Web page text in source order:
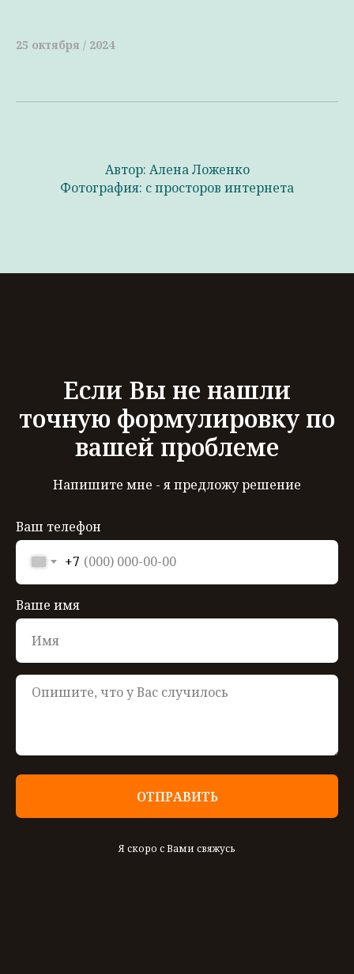
25 октября / 2024
Автор: Алена Ложенко
Фотография: с просторов интернета
Если Вы не нашли
точную формулировку по
вашей проблеме
Напишите мне - я предложу решение
Ваш телефон
+7
Ваше имя
ОТПРАВИТЬ
Я скоро с Вами свяжусь